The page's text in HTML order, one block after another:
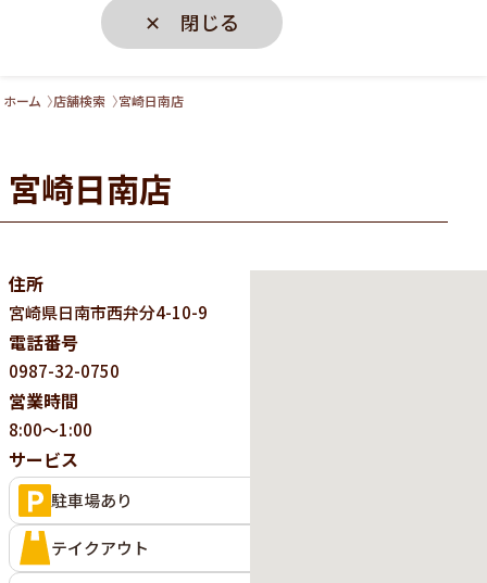
✕ 閉じる
ホーム 店舗検索 宮崎日南店
宮崎日南店
住所
宮崎県日南市西弁分4-10-9
電話番号
0987-32-0750
営業時間
8:00～1:00
サービス
駐車場あり
テイクアウト